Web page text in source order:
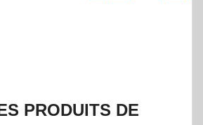
PRODUITS DE